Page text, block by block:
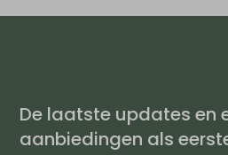
De laatste updates en
aanbiedingen als